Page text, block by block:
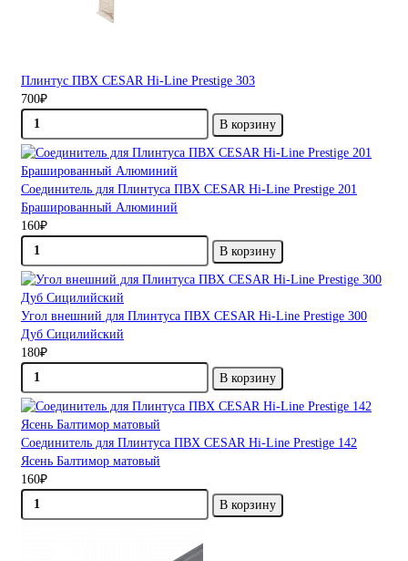
Плинтус ПВХ CESAR Hi-Line Prestige 303
700₽
В корзину
Соединитель для Плинтуса ПВХ CESAR Hi-Line Prestige 201
Брашированный Алюминий
160₽
В корзину
Угол внешний для Плинтуса ПВХ CESAR Hi-Line Prestige 300
Дуб Сицилийский
180₽
В корзину
Соединитель для Плинтуса ПВХ CESAR Hi-Line Prestige 142
Ясень Балтимор матовый
160₽
В корзину